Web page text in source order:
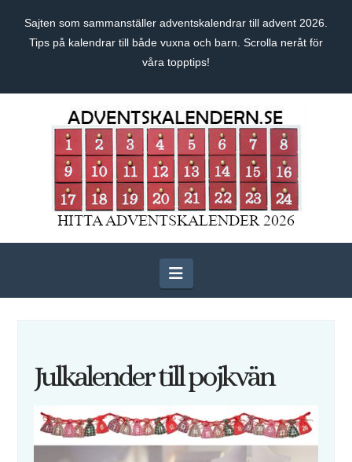
Sajten som sammanställer adventskalendrar till advent 2026.
Tips på kalendrar till både vuxna och barn. Scrolla neråt för
våra topptips!
Navigation
Julkalender till pojkvän